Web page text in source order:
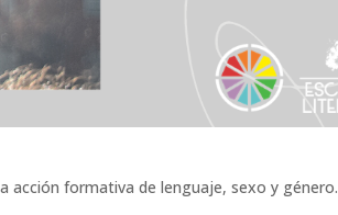
acción formativa de lenguaje, sexo y género.